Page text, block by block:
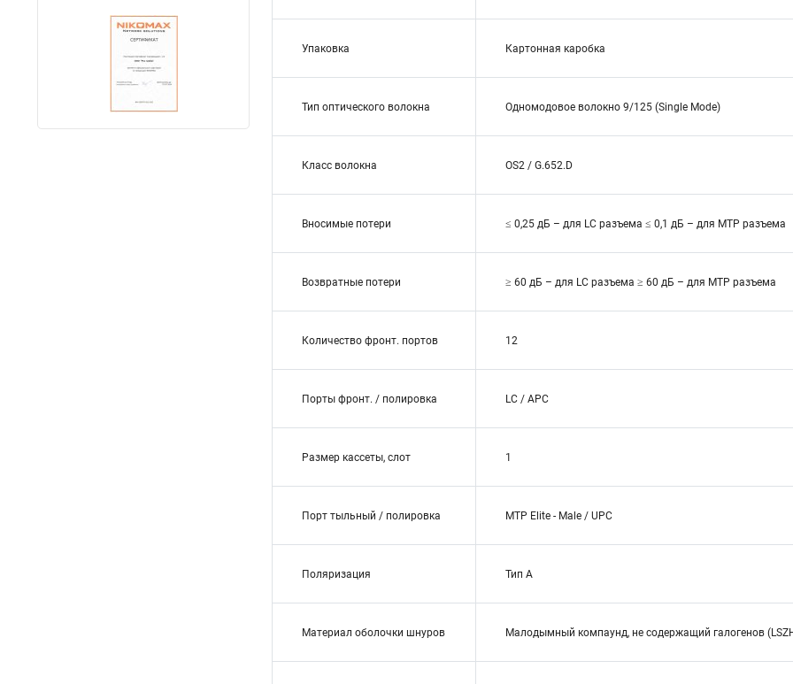
Упаковка Картонная каробка
Тип оптического волокна Одномодовое волокно 9/125 (Single Mode)
Класс волокна OS2 / G.652.D
Вносимые потери ≤ 0,25 дБ – для LC разъема ≤ 0,1 дБ – для MTP разъема
Возвратные потери ≥ 60 дБ – для LC разъема ≥ 60 дБ – для MTP разъема
Количество фронт. портов 12
Порты фронт. / полировка LC / APC
Размер кассеты, слот 1
Порт тыльный / полировка MTP Elite - Male / UPC
Поляризация Тип А
Материал оболочки шнуров Малодымный компаунд, не содержащий галогенов